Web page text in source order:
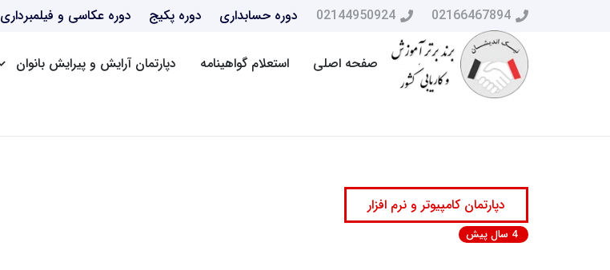
02166467894
02144950924 دوره حسابداری دوره پکیج دوره عکاسی و فیلمبرداری
صفحه اصلی استعلام گواهینامه دپارتمان آرایش و پیرایش بانوان
دپارتمان کامپیوتر و نرم افزار
4 سال پیش